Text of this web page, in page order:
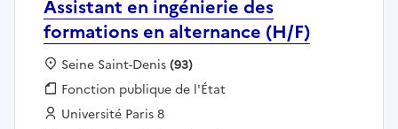
Assistant en ingénierie des
formations en alternance (H/F)
Localisation :
Seine Saint-Denis(93)
Fonction publique :
Fonction publique de l'État
Employeur :
Université Paris 8